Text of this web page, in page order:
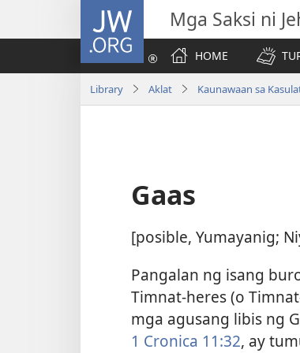
JW.ORG Mga Saksi ni
HOME
Library Aklat Kaunawaan sa
Gaas
[posible, Yumayanig;
Pangalan ng isang
Timnat-heres (o
mga agusang libis ng
1 Cronica 11:32, ay